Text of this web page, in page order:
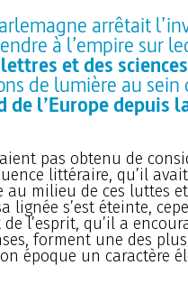
arrêtait
à l’empire sur
et des sciences
de lumière au sein
l’Europe depuis
pas obtenu de
littéraire, qu’il
au milieu de ces luttes
lignée s’est éteinte,
l’esprit, qu’il a
forment une des
époque un caractère